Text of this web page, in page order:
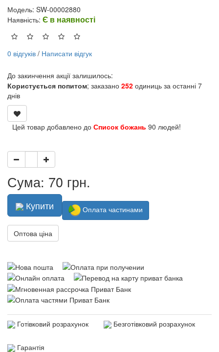
Модель: SW-00002880
Наявність: Є в наявності
0 відгуків / Написати відгук
До закинчення акції залишилось:
Користується попитом; заказано 252 одиниць за останні 7
днів
Цей товар добавлено до Список божань 90 людей!
Сума: 70 грн.
Купити Оплата частинами
Оптова ціна
Готівковий розрахунок Безготівковий розрахунок
Гарантія